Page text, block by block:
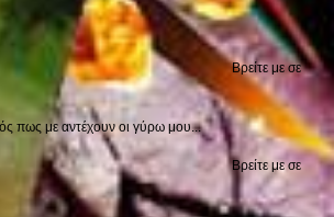
Βρείτε με σε
πως με αντέχουν οι γύρω μου...
Βρείτε με σε